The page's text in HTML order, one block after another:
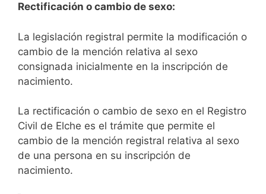
Rectificación o cambio de sexo:
La legislación registral permite la modificación o
cambio de la mención relativa al sexo
consignada inicialmente en la inscripción de
nacimiento.
La rectificación o cambio de sexo en el Registro
Civil de Elche es el trámite que permite el
cambio de la mención registral relativa al sexo
de una persona en su inscripción de
nacimiento.